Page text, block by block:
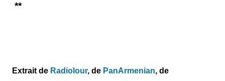
**
Extrait de Radiolour, de PanArmenian, de